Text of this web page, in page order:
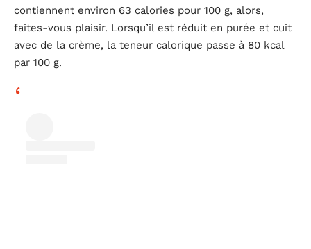
contiennent environ 63 calories pour 100 g, alors,
faites-vous plaisir. Lorsqu’il est réduit en purée et cuit
avec de la crème, la teneur calorique passe à 80 kcal
par 100 g.